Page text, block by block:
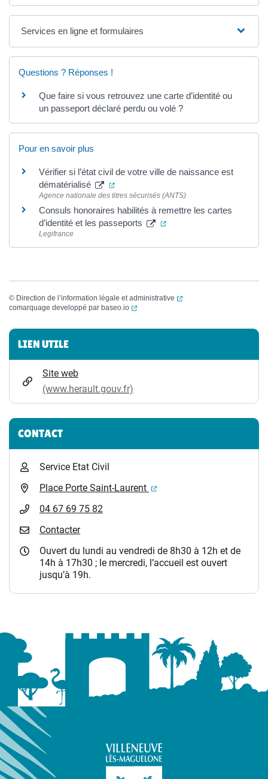
Services en ligne et formulaires
Questions ? Réponses !
Que faire si vous retrouvez une carte d’identité ou
un passeport déclaré perdu ou volé ?
Pour en savoir plus
Vérifier si l’état civil de votre ville de naissance est
dématérialisé
(ouverture dans un nouvel onglet)
Agence nationale des titres sécurisés (ANTS)
Consuls honoraires habilités à remettre les cartes
d’identité et les passeports
(ouverture dans un
Legifrance
© Direction de l’information légale et administrative
(ouverture dans un
comarquage developpé par baseo.io (ouverture dans un nouvel onglet)
Informations complémentaires
LIEN UTILE
Site web
(www.herault.gouv.fr)
CONTACT
Service Etat Civil
Place Porte Saint-Laurent
(ouverture dans un
04 67 69 75 82
Contacter
Ouvert du lundi au vendredi de 8h30 à 12h et de
14h à 17h30 ; le mercredi, l’accueil est ouvert
jusqu’à 19h.